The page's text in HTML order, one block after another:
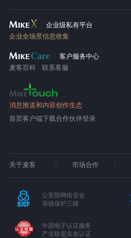
企业级私有平台
企业全场景信息收集
客户服务中心
麦客百科
联系客服
消息推送和内容创作生态
首页客户端下载合作伙伴登录
关于麦客 市场合作
公安部网络安全
等级保护三级
中国电子认证服务
产业联盟实名认证